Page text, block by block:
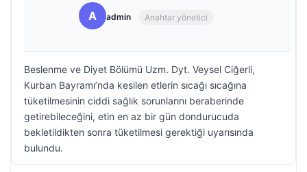
A admin Anahtar yönetici
Beslenme ve Diyet Bölümü Uzm. Dyt. Veysel Ciğerli,
Kurban Bayramı’nda kesilen etlerin sıcağı sıcağına
tüketilmesinin ciddi sağlık sorunlarını beraberinde
getirebileceğini, etin en az bir gün dondurucuda
bekletildikten sonra tüketilmesi gerektiği uyarısında
bulundu.